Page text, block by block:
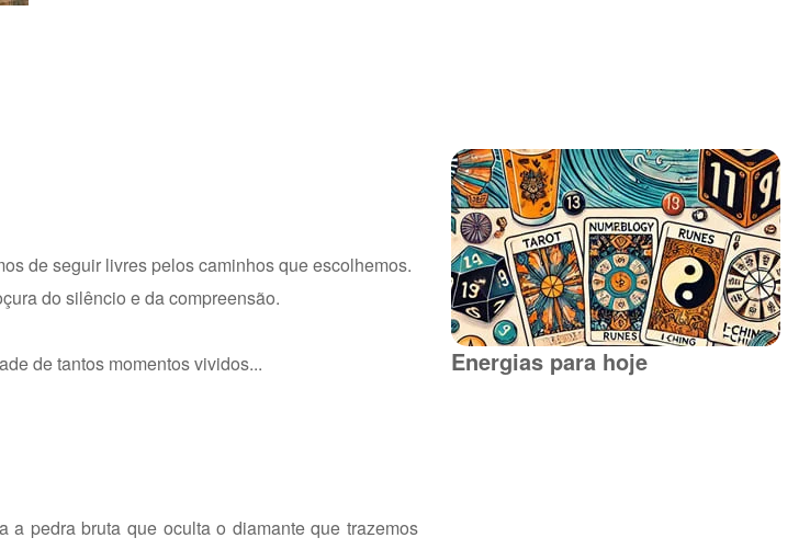
de seguir livres pelos caminhos que escolhemos.
do silêncio e da compreensão.
de tantos momentos vividos...
pedra bruta que oculta o diamante que trazemos
Energias para hoje